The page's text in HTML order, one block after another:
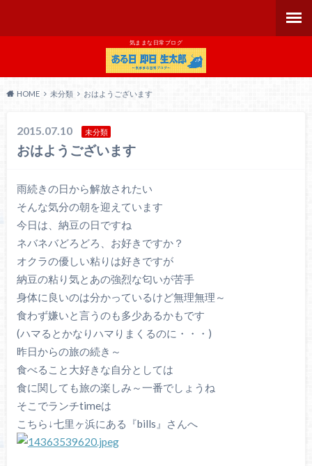
気ままな日常ブログ
HOME 未分類 おはようございます
2015.07.10 未分類
おはようございます
雨続きの日から解放されたい
そんな気分の朝を迎えています
今日は、納豆の日ですね
ネバネバどろどろ、お好きですか？
オクラの優しい粘りは好きですが
納豆の粘り気とあの強烈な匂いが苦手
身体に良いのは分かっているけど無理無理～
食わず嫌いと言うのも多少あるかもです
(ハマるとかなりハマりまくるのに・・・)
昨日からの旅の続き～
食べること大好きな自分としては
食に関しても旅の楽しみ～一番でしょうね
そこでランチtimeは
こちら↓七里ヶ浜にある『bills』さんへ